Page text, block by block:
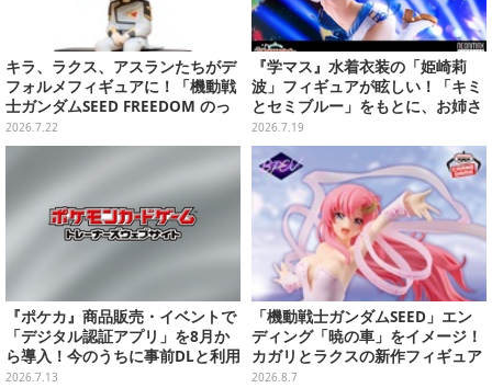
キラ、ラクス、アスランたちがデ
フォルメフィギュアに！「機動戦
士ガンダムSEED FREEDOM のっ
かるんです♪」予約締切間近
2026.7.22
『学マス』水着衣装の「姫崎莉
波」フィギュアが眩しい！「キミ
とセミブルー」をもとに、お姉さ
ん力あふれる姿を立体化
2026.7.19
『ポケカ』商品販売・イベントで
「デジタル認証アプリ」を8月か
ら導入！今のうちに事前DLと利用
登録をお願い
2026.7.13
「機動戦士ガンダムSEED」エン
ディング「暁の車」をイメージ！
カガリとラクスの新作フィギュア
がプライズに
2026.8.7